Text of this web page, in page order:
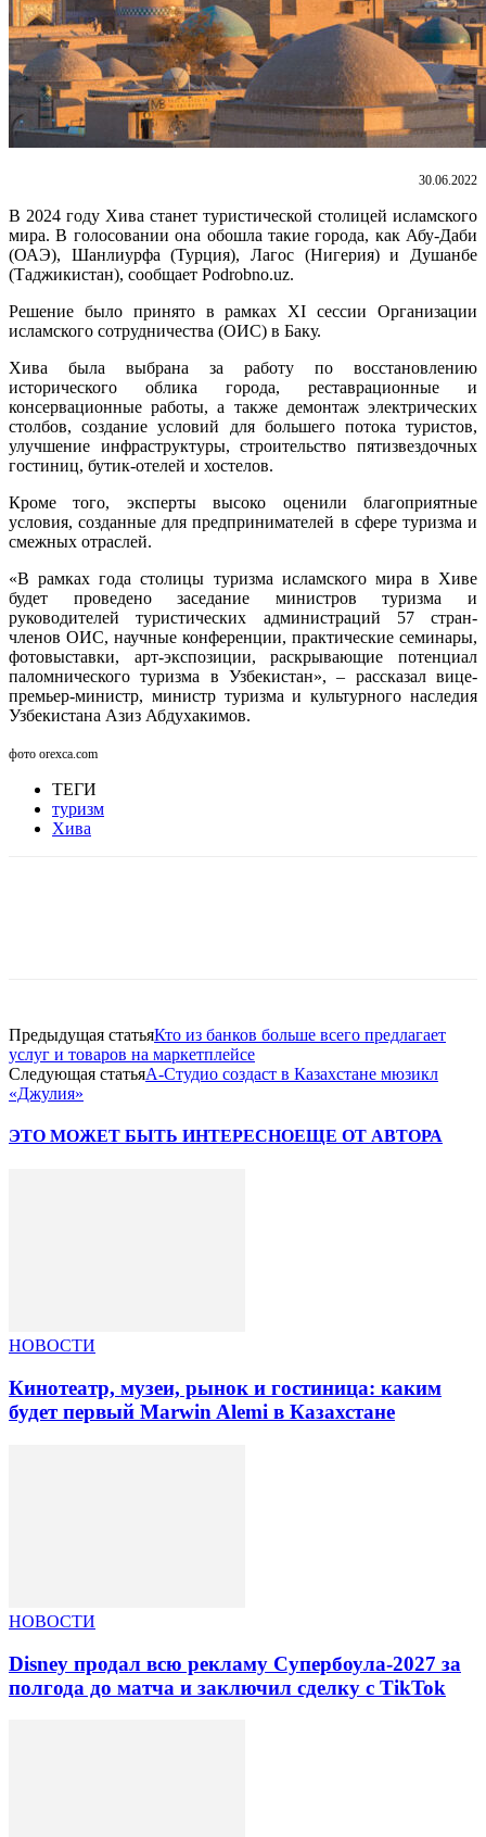
30.06.2022
В 2024 году Хива станет туристической столицей исламского
мира. В голосовании она обошла такие города, как Абу-Даби
(ОАЭ), Шанлиурфа (Турция), Лагос (Нигерия) и Душанбе
(Таджикистан), сообщает Podrobno.uz.
Решение было принято в рамках XI сессии Организации
исламского сотрудничества (ОИС) в Баку.
Хива была выбрана за работу по восстановлению
исторического облика города, реставрационные и
консервационные работы, а также демонтаж электрических
столбов, создание условий для большего потока туристов,
улучшение инфраструктуры, строительство пятизвездочных
гостиниц, бутик-отелей и хостелов.
Кроме того, эксперты высоко оценили благоприятные
условия, созданные для предпринимателей в сфере туризма и
смежных отраслей.
«В рамках года столицы туризма исламского мира в Хиве
будет проведено заседание министров туризма и
руководителей туристических администраций 57 стран-
членов ОИС, научные конференции, практические семинары,
фотовыставки, арт-экспозиции, раскрывающие потенциал
паломнического туризма в Узбекистан», – рассказал вице-
премьер-министр, министр туризма и культурного наследия
Узбекистана Азиз Абдухакимов.
фото orexca.com
ТЕГИ
туризм
Хива
Предыдущая статьяКто из банков больше всего предлагает
услуг и товаров на маркетплейсе
Следующая статьяА-Студио создаст в Казахстане мюзикл
«Джулия»
ЭТО МОЖЕТ БЫТЬ ИНТЕРЕСНОЕЩЕ ОТ АВТОРА
НОВОСТИ
Кинотеатр, музеи, рынок и гостиница: каким
будет первый Marwin Alemi в Казахстане
НОВОСТИ
Disney продал всю рекламу Супербоула-2027 за
полгода до матча и заключил сделку с TikTok